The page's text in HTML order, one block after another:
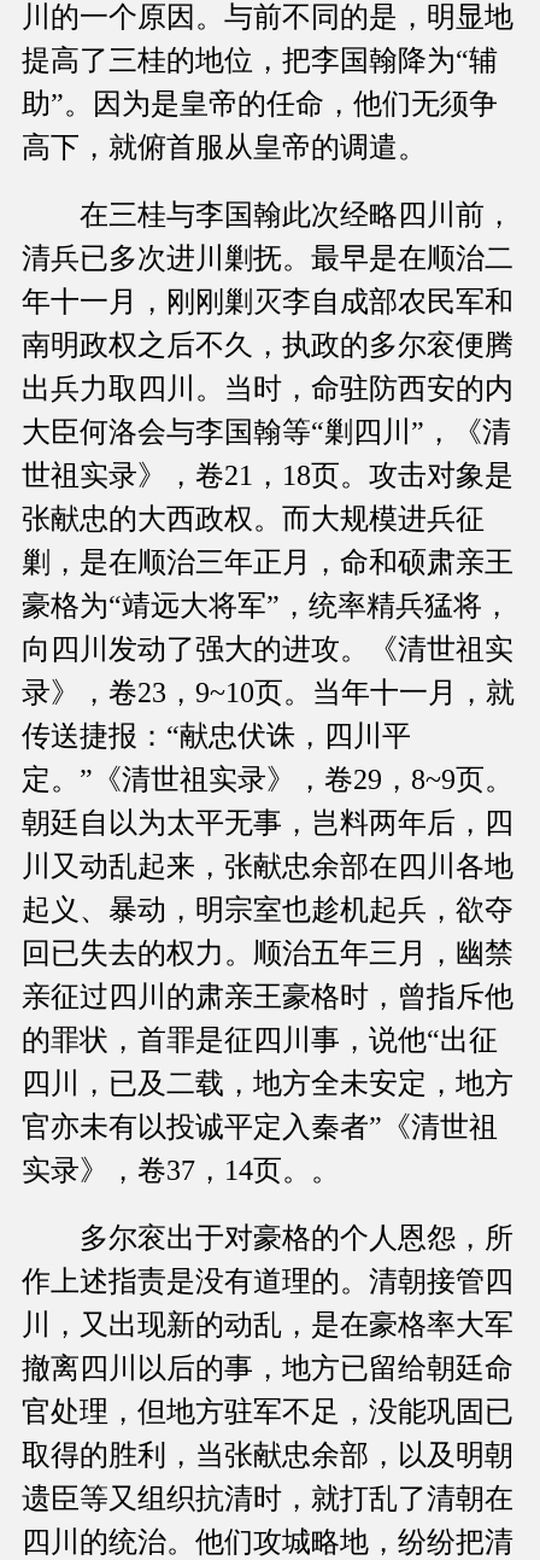
川的一个原因。与前不同的是，明显地
提高了三桂的地位，把李国翰降为“辅
助”。因为是皇帝的任命，他们无须争
高下，就俯首服从皇帝的调遣。
在三桂与李国翰此次经略四川前，
清兵已多次进川剿抚。最早是在顺治二
年十一月，刚刚剿灭李自成部农民军和
南明政权之后不久，执政的多尔衮便腾
出兵力取四川。当时，命驻防西安的内
大臣何洛会与李国翰等“剿四川”，《清
世祖实录》，卷21，18页。攻击对象是
张献忠的大西政权。而大规模进兵征
剿，是在顺治三年正月，命和硕肃亲王
豪格为“靖远大将军”，统率精兵猛将，
向四川发动了强大的进攻。《清世祖实
录》，卷23，9~10页。当年十一月，就
传送捷报：“献忠伏诛，四川平
定。”《清世祖实录》，卷29，8~9页。
朝廷自以为太平无事，岂料两年后，四
川又动乱起来，张献忠余部在四川各地
起义、暴动，明宗室也趁机起兵，欲夺
回已失去的权力。顺治五年三月，幽禁
亲征过四川的肃亲王豪格时，曾指斥他
的罪状，首罪是征四川事，说他“出征
四川，已及二载，地方全未安定，地方
官亦未有以投诚平定入秦者”《清世祖
实录》，卷37，14页。。
多尔衮出于对豪格的个人恩怨，所
作上述指责是没有道理的。清朝接管四
川，又出现新的动乱，是在豪格率大军
撤离四川以后的事，地方已留给朝廷命
官处理，但地方驻军不足，没能巩固已
取得的胜利，当张献忠余部，以及明朝
遗臣等又组织抗清时，就打乱了清朝在
四川的统治。他们攻城略地，纷纷把清